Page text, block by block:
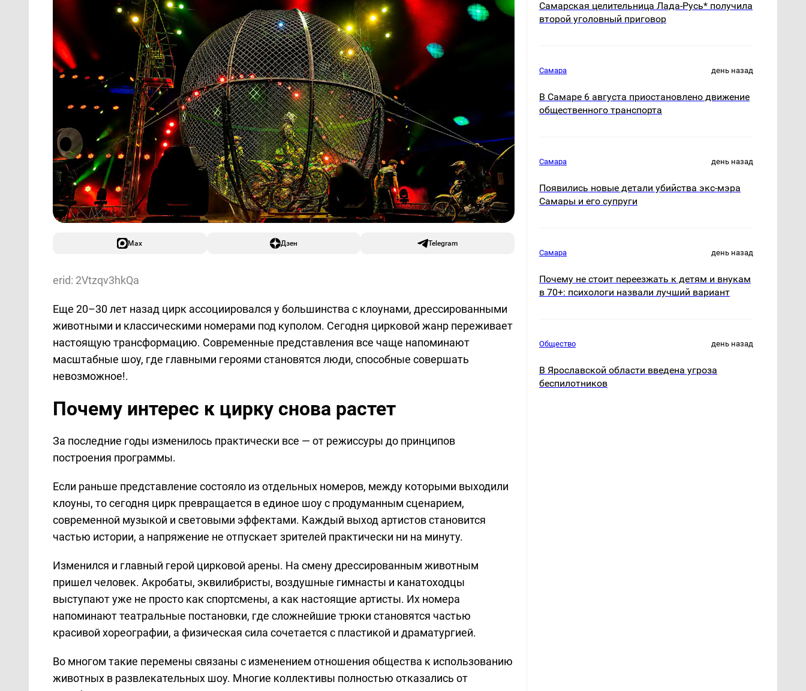
Max Дзен Telegram
erid: 2Vtzqv3hkQa
Еще 20–30 лет назад цирк ассоциировался у большинства с клоунами, дрессированными
животными и классическими номерами под куполом. Сегодня цирковой жанр переживает
настоящую трансформацию. Современные представления все чаще напоминают
масштабные шоу, где главными героями становятся люди, способные совершать
невозможное!.
Почему интерес к цирку снова растет
За последние годы изменилось практически все — от режиссуры до принципов
построения программы.
Если раньше представление состояло из отдельных номеров, между которыми выходили
клоуны, то сегодня цирк превращается в единое шоу с продуманным сценарием,
современной музыкой и световыми эффектами. Каждый выход артистов становится
частью истории, а напряжение не отпускает зрителей практически ни на минуту.
Изменился и главный герой цирковой арены. На смену дрессированным животным
пришел человек. Акробаты, эквилибристы, воздушные гимнасты и канатоходцы
выступают уже не просто как спортсмены, а как настоящие артисты. Их номера
напоминают театральные постановки, где сложнейшие трюки становятся частью
красивой хореографии, а физическая сила сочетается с пластикой и драматургией.
Во многом такие перемены связаны с изменением отношения общества к использованию
животных в развлекательных шоу. Многие коллективы полностью отказались от
Самарская целительница Лада-Русь* получила
второй уголовный приговор
Самара день назад
В Самаре 6 августа приостановлено движение
общественного транспорта
Самара день назад
Появились новые детали убийства экс-мэра
Самары и его супруги
Самара день назад
Почему не стоит переезжать к детям и внукам
в 70+: психологи назвали лучший вариант
Общество день назад
В Ярославской области введена угроза
беспилотников